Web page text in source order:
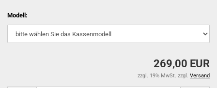
Modell:
269,00 EUR
zzgl. 19% MwSt. zzgl. Versand